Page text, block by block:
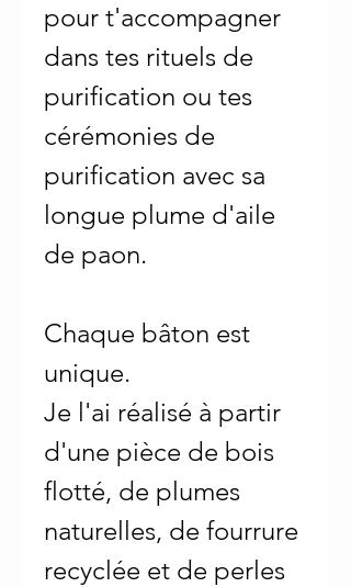
pour t'accompagner
dans tes rituels de
purification ou tes
cérémonies de
purification avec sa
longue plume d'aile
de paon.
Chaque bâton est
unique.
Je l'ai réalisé à partir
d'une pièce de bois
flotté, de plumes
naturelles, de fourrure
recyclée et de perles